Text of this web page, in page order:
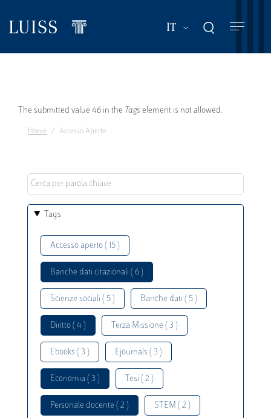
contenuto
IT Mostra ulteriori
Messaggio
di
The submitted value 46 in the Tags element is not allowed.
Home Accesso Aperto
Tags
Accesso aperto ( 15 )
Banche dati citazionali ( 6 )
Scienze sociali ( 5 ) Banche dati ( 5 )
Diritto ( 4 ) Terza Missione ( 3 )
Ebooks ( 3 ) Ejournals ( 3 )
Economia ( 3 ) Tesi ( 2 )
Personale docente ( 2 ) STEM ( 2 )